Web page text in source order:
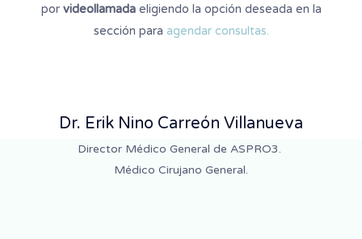
por videollamadaeligiendo la opción deseada en la
sección para agendar consultas.
Dr. Erik Nino Carreón Villanueva
Director Médico General de ASPRO3.
Médico Cirujano General.